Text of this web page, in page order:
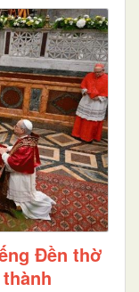
Đền thờ